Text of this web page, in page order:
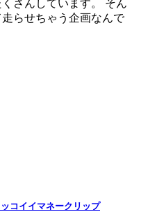
さんしています。 そん
らせちゃう企画なんで
コイイマネークリップ